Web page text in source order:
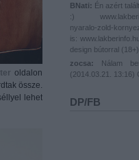
oldalon
össze.
lehet
BNati: Én azért
:)
nyaralo-zold-
is:
design bútorral (18+)
zocsa:
Nálam
(2014.03.21. 13:16)
DP/FB